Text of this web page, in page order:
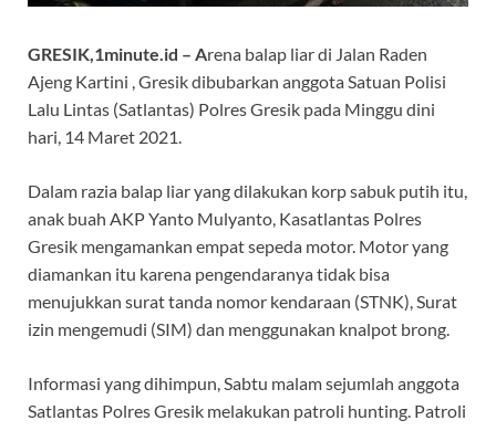
GRESIK,1minute.id – Arena balap liar di Jalan Raden
Ajeng Kartini , Gresik dibubarkan anggota Satuan Polisi
Lalu Lintas (Satlantas) Polres Gresik pada Minggu dini
hari, 14 Maret 2021.
Dalam razia balap liar yang dilakukan korp sabuk putih itu,
anak buah AKP Yanto Mulyanto, Kasatlantas Polres
Gresik mengamankan empat sepeda motor. Motor yang
diamankan itu karena pengendaranya tidak bisa
menujukkan surat tanda nomor kendaraan (STNK), Surat
izin mengemudi (SIM) dan menggunakan knalpot brong.
Informasi yang dihimpun, Sabtu malam sejumlah anggota
Satlantas Polres Gresik melakukan patroli hunting. Patroli